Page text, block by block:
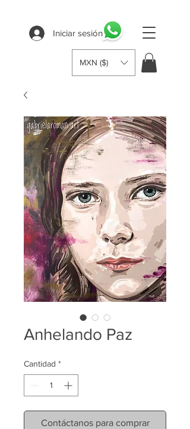
MXN ($)
Iniciar sesión
Anhelando Paz
Cantidad *
Contáctanos para comprar